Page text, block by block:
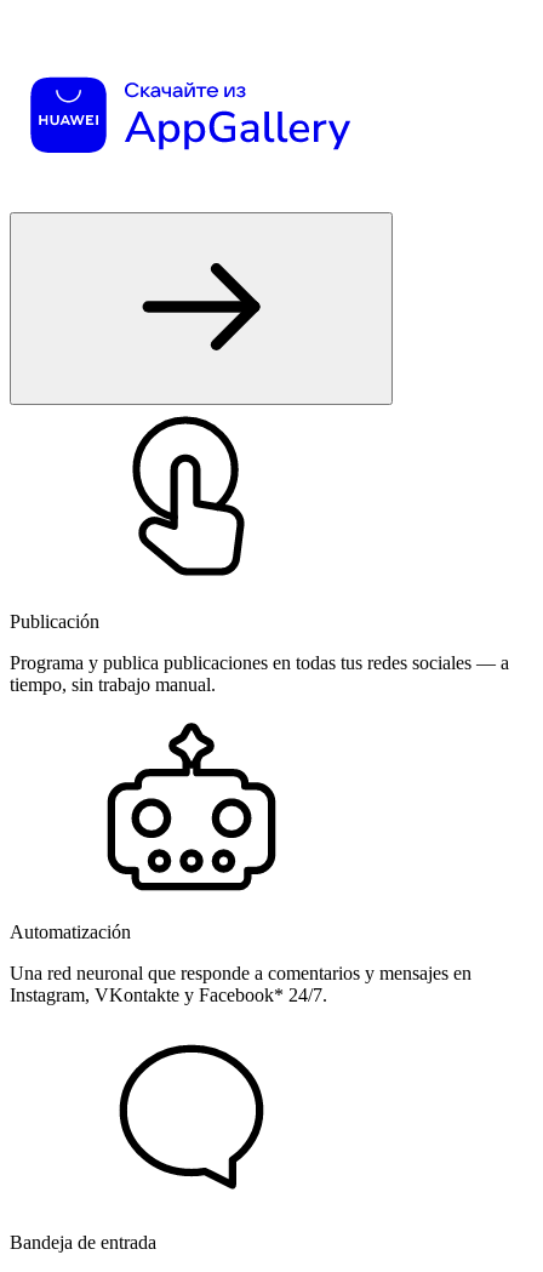
Publicación
Programa y publica publicaciones en todas tus redes sociales — a
tiempo, sin trabajo manual.
Automatización
Una red neuronal que responde a comentarios y mensajes en
Instagram, VKontakte y Facebook* 24/7.
Bandeja de entrada